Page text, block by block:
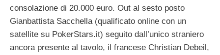
consolazione di 20.000 euro. Out al sesto posto
Gianbattista Sacchella (qualificato online con un
satellite su PokerStars.it) seguito dall’unico straniero
ancora presente al tavolo, il francese Christian Debeil,